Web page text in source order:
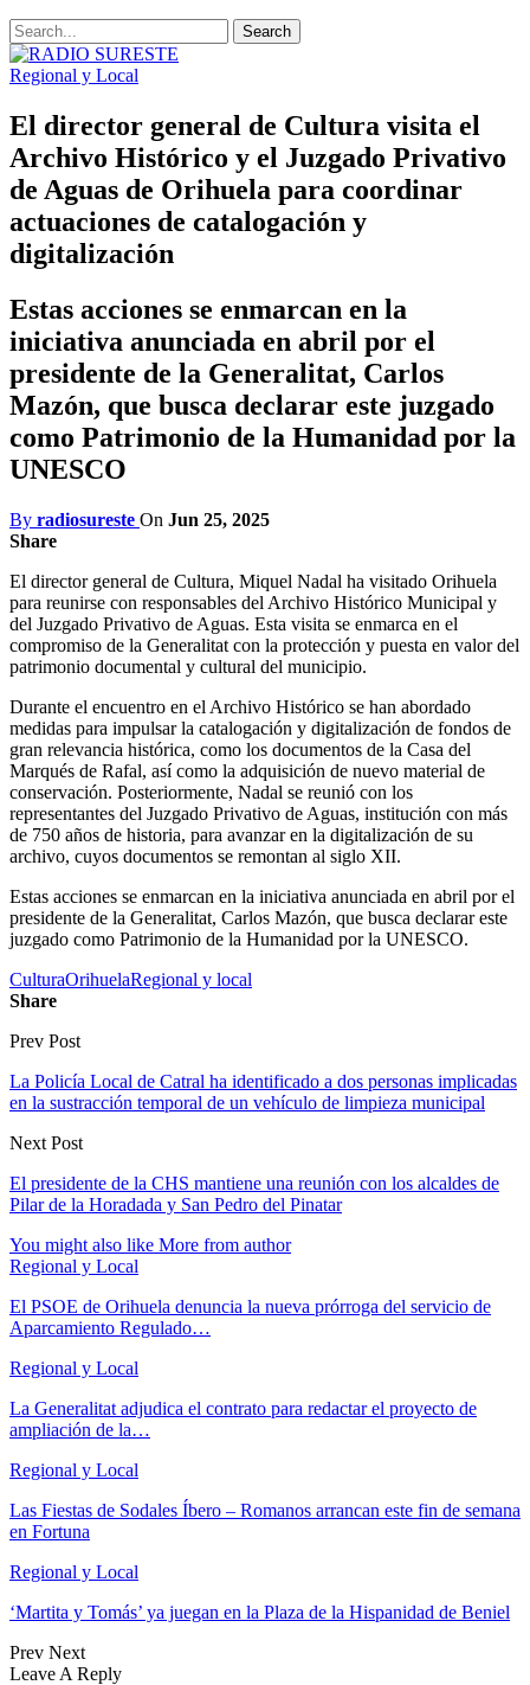
Regional y Local
El director general de Cultura visita el
Archivo Histórico y el Juzgado Privativo
de Aguas de Orihuela para coordinar
actuaciones de catalogación y
digitalización
Estas acciones se enmarcan en la
iniciativa anunciada en abril por el
presidente de la Generalitat, Carlos
Mazón, que busca declarar este juzgado
como Patrimonio de la Humanidad por la
UNESCO
By radiosureste On Jun 25, 2025
Share
El director general de Cultura, Miquel Nadal ha visitado Orihuela
para reunirse con responsables del Archivo Histórico Municipal y
del Juzgado Privativo de Aguas. Esta visita se enmarca en el
compromiso de la Generalitat con la protección y puesta en valor del
patrimonio documental y cultural del municipio.
Durante el encuentro en el Archivo Histórico se han abordado
medidas para impulsar la catalogación y digitalización de fondos de
gran relevancia histórica, como los documentos de la Casa del
Marqués de Rafal, así como la adquisición de nuevo material de
conservación. Posteriormente, Nadal se reunió con los
representantes del Juzgado Privativo de Aguas, institución con más
de 750 años de historia, para avanzar en la digitalización de su
archivo, cuyos documentos se remontan al siglo XII.
Estas acciones se enmarcan en la iniciativa anunciada en abril por el
presidente de la Generalitat, Carlos Mazón, que busca declarar este
juzgado como Patrimonio de la Humanidad por la UNESCO.
CulturaOrihuelaRegional y local
Share
Prev Post
La Policía Local de Catral ha identificado a dos personas implicadas
en la sustracción temporal de un vehículo de limpieza municipal
Next Post
El presidente de la CHS mantiene una reunión con los alcaldes de
Pilar de la Horadada y San Pedro del Pinatar
You might also like More from author
Regional y Local
El PSOE de Orihuela denuncia la nueva prórroga del servicio de
Aparcamiento Regulado…
Regional y Local
La Generalitat adjudica el contrato para redactar el proyecto de
ampliación de la…
Regional y Local
Las Fiestas de Sodales Íbero – Romanos arrancan este fin de semana
en Fortuna
Regional y Local
‘Martita y Tomás’ ya juegan en la Plaza de la Hispanidad de Beniel
Prev Next
Leave A Reply